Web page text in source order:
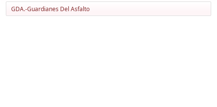
GDA.-Guardianes Del Asfalto